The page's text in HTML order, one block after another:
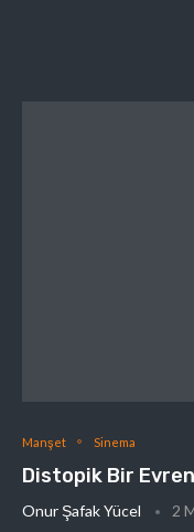
Manşet Sinema
Distopik Bir
Onur Şafak Yücel 2